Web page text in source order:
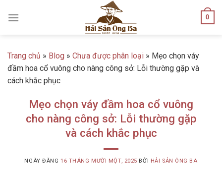
0
Trang chủ » Blog » Chưa được phân loại » Mẹo chọn váy
đầm hoa cổ vuông cho nàng công sở: Lỗi thường gặp và
cách khắc phục
Mẹo chọn váy đầm hoa cổ vuông
cho nàng công sở: Lỗi thường gặp
và cách khắc phục
NGÀY ĐĂNG 16 THÁNG MƯỜI MỘT, 2025 BỞI HẢI SẢN ÔNG BA